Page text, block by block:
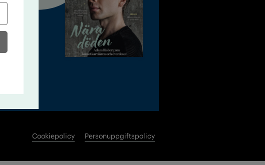
Cookiepolicy Personuppgiftspolicy